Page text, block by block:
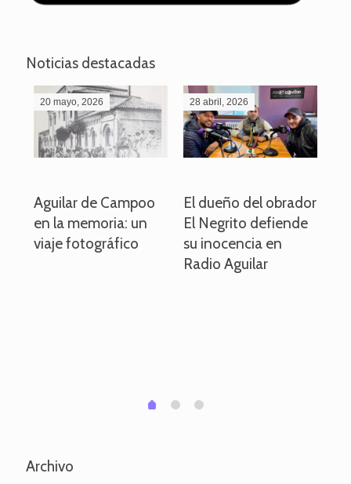
Noticias destacadas
20 mayo, 2026
Aguilar de Campoo
en la memoria: un
viaje fotográfico
28 abril, 2026
El dueño del obrador
El Negrito defiende
su inocencia en
Radio Aguilar
0 1 2
Archivo